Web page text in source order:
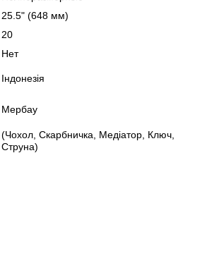
25.5" (648 мм)
20
Нет
Індонезія
Мербау
(Чохол, Скарбничка, Медіатор, Ключ,
Струна)